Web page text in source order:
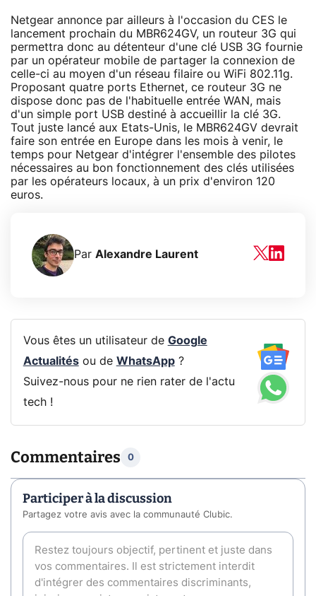
Netgear annonce par ailleurs à l'occasion du CES le
lancement prochain du MBR624GV, un routeur 3G qui
permettra donc au détenteur d'une clé USB 3G fournie
par un opérateur mobile de partager la connexion de
celle-ci au moyen d'un réseau filaire ou WiFi 802.11g.
Proposant quatre ports Ethernet, ce routeur 3G ne
dispose donc pas de l'habituelle entrée WAN, mais
d'un simple port USB destiné à accueillir la clé 3G.
Tout juste lancé aux Etats-Unis, le MBR624GV devrait
faire son entrée en Europe dans les mois à venir, le
temps pour Netgear d'intégrer l'ensemble des pilotes
nécessaires au bon fonctionnement des clés utilisées
par les opérateurs locaux, à un prix d'environ 120
euros.
Par Alexandre Laurent
Vous êtes un utilisateur de Google
Actualitésou de WhatsApp?
Suivez-nous pour ne rien rater de l'actu
tech !
Commentaires 0
Participer à la discussion
Partagez votre avis avec la communauté Clubic.